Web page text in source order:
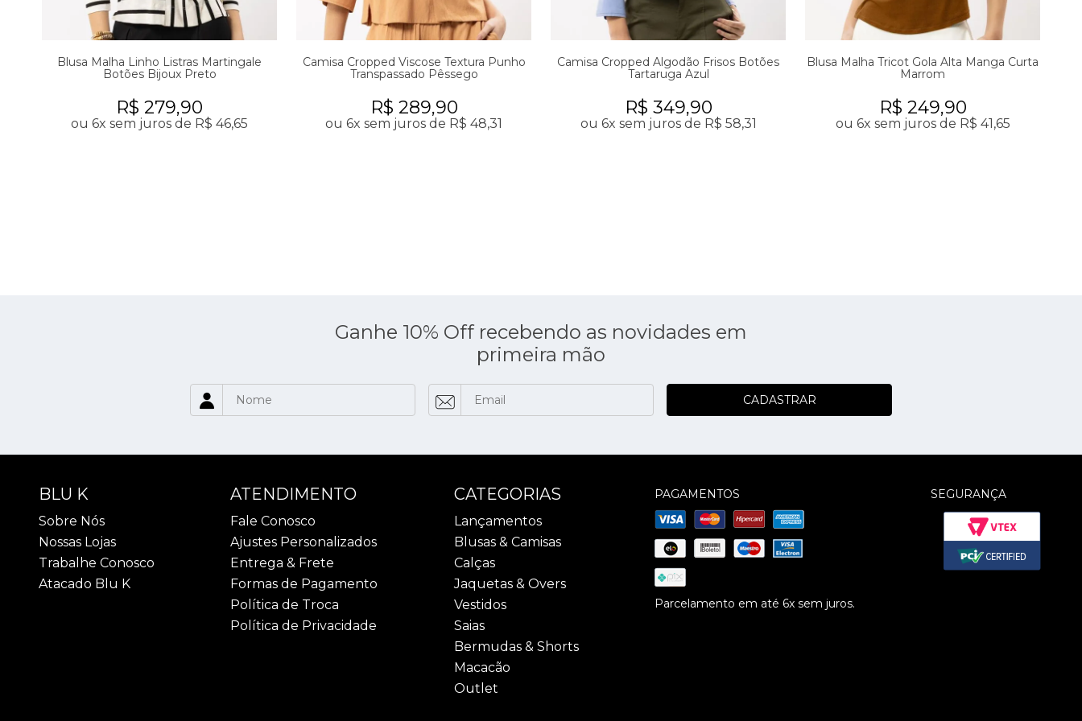
Blusa Malha Linho Listras Martingale
Botões Bijoux Preto
R$ 279,90
ou 6x sem juros de R$ 46,65
Camisa Cropped Viscose Textura Punho
Transpassado Pêssego
R$ 289,90
ou 6x sem juros de R$ 48,31
Camisa Cropped Algodão Frisos Botões
Tartaruga Azul
R$ 349,90
ou 6x sem juros de R$ 58,31
Blusa Malha Tricot Gola Alta Manga Curta
Marrom
R$ 249,90
ou 6x sem juros de R$ 41,65
Ganhe 10% Off recebendo as novidades em
primeira mão
CADASTRAR
BLU K
Sobre Nós
Nossas Lojas
Trabalhe Conosco
Atacado Blu K
ATENDIMENTO
Fale Conosco
Ajustes Personalizados
Entrega & Frete
Formas de Pagamento
Política de Troca
Política de Privacidade
CATEGORIAS
Lançamentos
Blusas & Camisas
Calças
Jaquetas & Overs
Vestidos
Saias
Bermudas & Shorts
Macacão
Outlet
PAGAMENTOS
Parcelamento em até 6x sem juros.
SEGURANÇA